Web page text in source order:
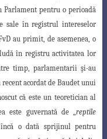
pentru o perioadă
sale în registrul intereselor
au primit, de asemenea, o
în registru activitatea lor
timp, parlamentarii şi-au
acordat de Baudet unui
că este un teoretician al
este guvernată de „reptile
o dată sprijinul pentru